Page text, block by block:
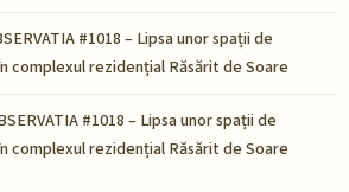
#1018 – Lipsa unor spații de
complexul rezidențial Răsărit de Soare
#1018 – Lipsa unor spații de
complexul rezidențial Răsărit de Soare